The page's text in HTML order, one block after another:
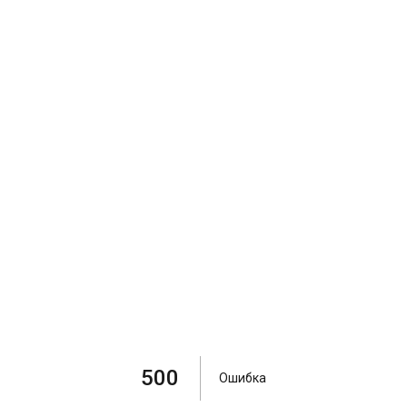
500 Ошибка